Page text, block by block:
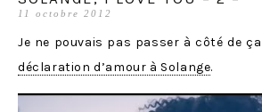
11 octobre 2012
Je ne pouvais pas passer à côté de
déclaration d’amour à Solange.